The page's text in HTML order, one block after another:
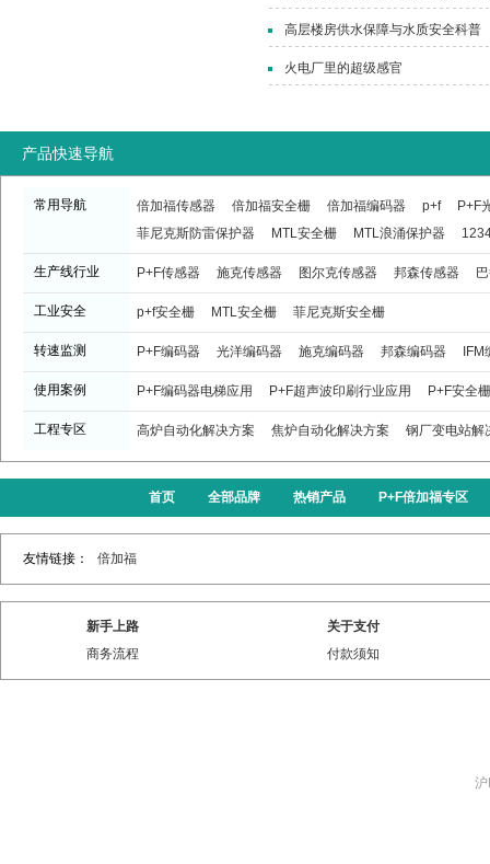
高层楼房供水保障与水质安全科普
火电厂里的超级感官
产品快速导航
常用导航 倍加福传感器 倍加福安全栅 倍加福编码器 p+f
P+F
菲尼克斯防雷保护器
MTL安全栅 MTL浪涌保护器
生产线行业 P+F传感器 施克传感器 图尔克传感器 邦森传感器
工业安全 p+f安全栅 MTL安全栅 菲尼克斯安全栅
转速监测 P+F编码器 光洋编码器 施克编码器 邦森编码器
使用案例 P+F编码器电梯应用 P+F超声波印刷行业应用 P+F安全
工程专区 高炉自动化解决方案 焦炉自动化解决方案 钢厂变电站解
首页 全部品牌 热销产品 P+F倍加福专区
友情链接： 倍加福
新手上路
商务流程
关于支付
付款须知